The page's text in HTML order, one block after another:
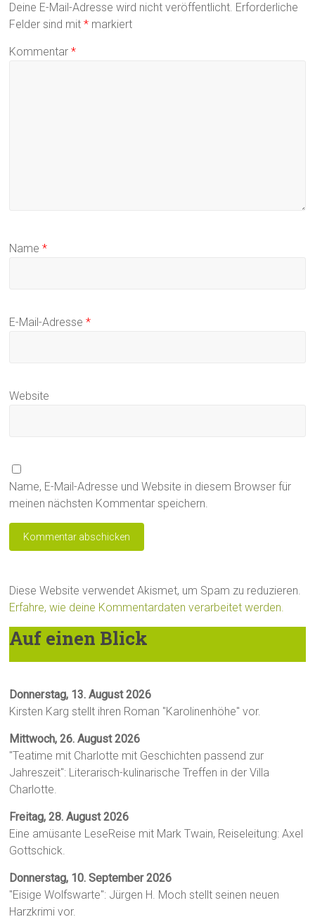
Deine E-Mail-Adresse wird nicht veröffentlicht. Erforderliche
Felder sind mit* markiert
Kommentar*
Name*
E-Mail-Adresse*
Website
Name, E-Mail-Adresse und Website in diesem Browser für
meinen nächsten Kommentar speichern.
Diese Website verwendet Akismet, um Spam zu reduzieren.
Erfahre, wie deine Kommentardaten verarbeitet werden.
Auf einen Blick
Donnerstag, 13. August 2026
Kirsten Karg stellt ihren Roman "Karolinenhöhe" vor.
Mittwoch, 26. August 2026
"Teatime mit Charlotte mit Geschichten passend zur
Jahreszeit": Literarisch-kulinarische Treffen in der Villa
Charlotte.
Freitag, 28. August 2026
Eine amüsante LeseReise mit Mark Twain, Reiseleitung: Axel
Gottschick.
Donnerstag, 10. September 2026
"Eisige Wolfswarte": Jürgen H. Moch stellt seinen neuen
Harzkrimi vor.